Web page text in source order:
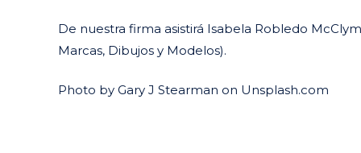
De nuestra firma asistirá Isabela Robledo
Marcas, Dibujos y Modelos).
Photo by Gary J Stearman on Unsplash.com